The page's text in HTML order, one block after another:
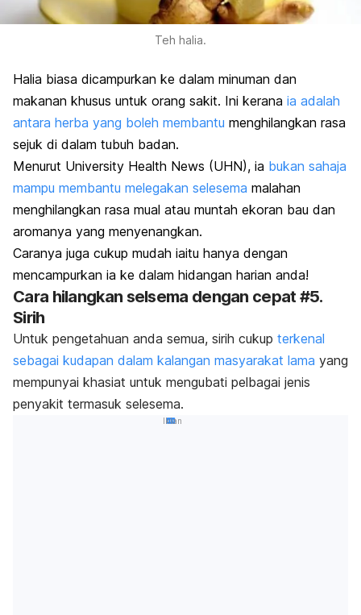
Teh halia.
Halia biasa dicampurkan ke dalam minuman dan
makanan khusus untuk orang sakit. Ini kerana ia adalah
antara herba yang boleh membantu menghilangkan rasa
sejuk di dalam tubuh badan.
Menurut University Health News (UHN), ia bukan sahaja
mampu membantu melegakan selesema malahan
menghilangkan rasa mual atau muntah ekoran bau dan
aromanya yang menyenangkan.
Caranya juga cukup mudah iaitu hanya dengan
mencampurkan ia ke dalam hidangan harian anda!
Cara hilangkan selsema dengan cepat #5.
Sirih
Untuk pengetahuan anda semua, sirih cukup terkenal
sebagai kudapan dalam kalangan masyarakat lama yang
mempunyai khasiat untuk mengubati pelbagai jenis
penyakit termasuk selesema.
Iklan